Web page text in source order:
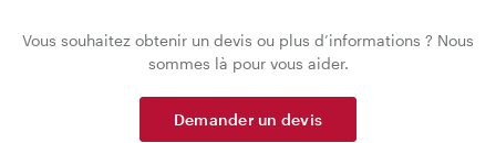
Vous souhaitez obtenir un devis ou plus d’informations ? Nous
sommes là pour vous aider.
Demander un devis